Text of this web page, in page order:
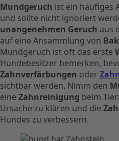
Mundgeruch ist ein häufiges
und sollte nicht ignoriert
unangenehmen Geruch aus
auf eine Ansammlung von
Mundgeruch ist oft das erste
Hundebesitzer bemerken,
Zahnverfärbungen oder
sichtbar werden. Nimm den
eine Zahnreinigung beim
Ursache zu klären und die
Hundes zu verbessern.